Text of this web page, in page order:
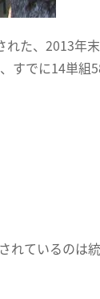
た、2013年
でに14単
ているのは